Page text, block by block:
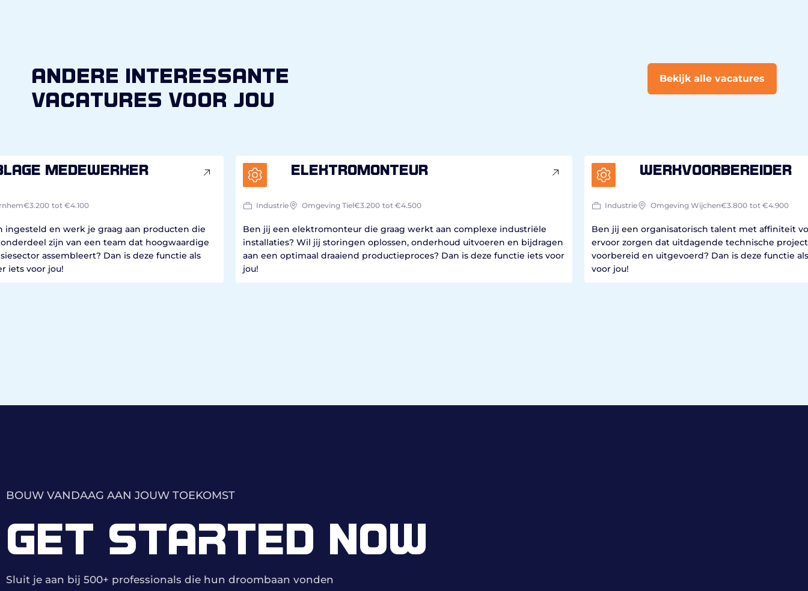
andere interessante
vacatures voor jou
Bekijk alle vacatures
medewerker
€3.200 tot €4.100
ingesteld en werk je graag aan producten die
zijn van een team dat hoogwaardige
assembleert? Dan is deze functie als
iets voor jou!
Elektromonteur
Industrie Omgeving Tiel€3.200 tot €4.500
Ben jij een elektromonteur die graag werkt aan complexe industriële
installaties? Wil jij storingen oplossen, onderhoud uitvoeren en bijdragen
aan een optimaal draaiend productieproces? Dan is deze functie iets voor
jou!
Werkvoorbereider
Industrie Omgeving Wijchen€3.800 tot €4.900
Ben jij een organisatorisch talent met affiniteit
ervoor zorgen dat uitdagende technische
voorbereid en uitgevoerd? Dan is deze functie
voor jou!
BOUW VANDAAG AAN JOUW TOEKOMST
GET STARTED NOW
Sluit je aan bij 500+ professionals die hun droombaan vonden